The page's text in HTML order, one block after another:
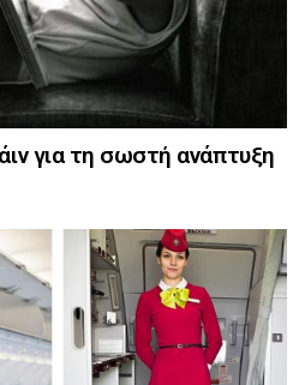
για τη σωστή ανάπτυξη